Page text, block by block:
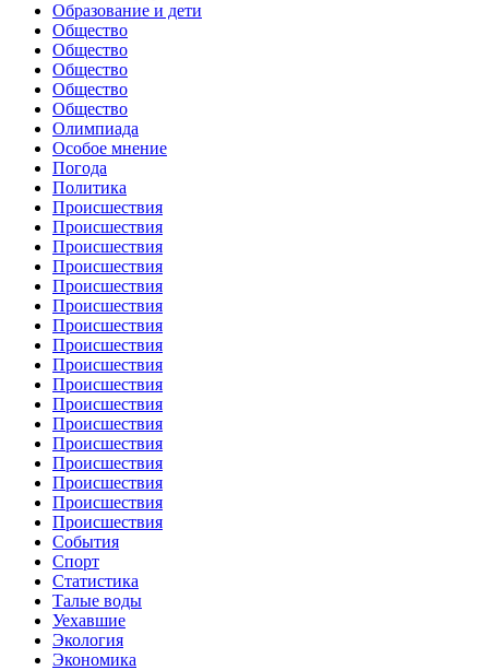
Образование и дети
Общество
Общество
Общество
Общество
Общество
Олимпиада
Особое мнение
Погода
Политика
Происшествия
Происшествия
Происшествия
Происшествия
Происшествия
Происшествия
Происшествия
Происшествия
Происшествия
Происшествия
Происшествия
Происшествия
Происшествия
Происшествия
Происшествия
Происшествия
Происшествия
События
Спорт
Статистика
Талые воды
Уехавшие
Экология
Экономика